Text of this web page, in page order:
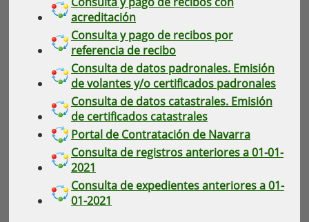
acreditación
Consulta y pago de recibos por
referencia de recibo
Consulta de datos padronales. Emisión
de volantes y/o certificados padronales
Consulta de datos catastrales. Emisión
de certificados catastrales
Portal de Contratación de Navarra
Consulta de registros anteriores a 01-01-
2021
Consulta de expedientes anteriores a 01-
01-2021